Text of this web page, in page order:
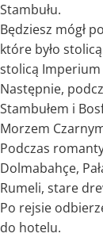
Stambułu.
Będziesz mógł
które było
stolicą Imperium
Następnie,
Stambułem i
Morzem
Podczas
Dolmabahçe,
Rumeli, stare
Po rejsie
do hotelu.